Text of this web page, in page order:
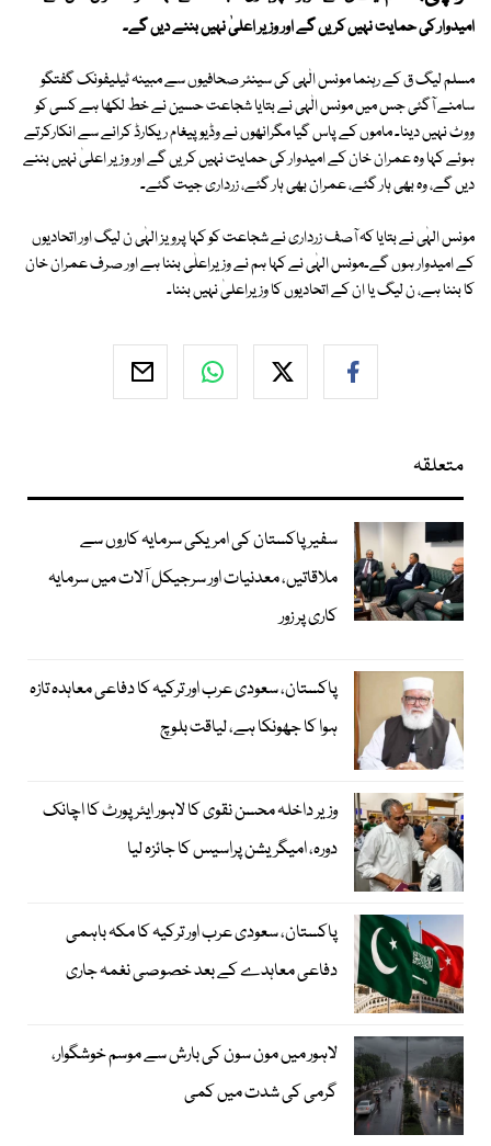
امیدوار کی حمایت نہیں کریں گے اور وزیر اعلیٰ نہیں بننے دیں گے۔
مسلم لیگ ق کے رہنما مونس الٰہی کی سینئر صحافیوں سے مبینہ ٹیلیفونک گفتگو
سامنے آگئی جس میں مونس الٰہی نے بتایا شجاعت حسین نے خط لکھا ہے کسی کو
ووٹ نہیں دینا۔ ماموں کے پاس گیا مگرانھوں نے وڈیو پیغام ریکارڈ کرانے سے انکارکرتے
ہوئے کہا وہ عمران خان کے امیدوار کی حمایت نہیں کریں گے اور وزیر اعلیٰ نہیں بننے
دیں گے، وہ بھی ہار گئے، عمران بھی ہار گئے، زرداری جیت گئے۔
مونس الہٰی نے بتایا کہ آصف زرداری نے شجاعت کو کہا پرویز الہٰی ن لیگ اور اتحادیوں
کے امیدوار ہوں گے۔مونس الہٰی نے کہا ہم نے وزیراعلٰی بننا ہے اور صرف عمران خان
کا بننا ہے، ن لیگ یا ان کے اتحادیوں کا وزیراعلیٰ نہیں بننا۔
متعلقہ
سفیر پاکستان کی امریکی سرمایہ کاروں سے
ملاقاتیں، معدنیات اور سرجیکل آلات میں سرمایہ
کاری پر زور
پاکستان، سعودی عرب اور ترکیہ کا دفاعی معاہدہ تازہ
ہوا کا جھونکا ہے، لیاقت بلوچ
وزیر داخلہ محسن نقوی کا لاہور ایئر پورٹ کا اچانک
دورہ، امیگریشن پراسیس کا جائزہ لیا
پاکستان، سعودی عرب اور ترکیہ کا مکہ باہمی
دفاعی معاہدے کے بعد خصوصی نغمہ جاری
لاہور میں مون سون کی بارش سے موسم خوشگوار،
گرمی کی شدت میں کمی